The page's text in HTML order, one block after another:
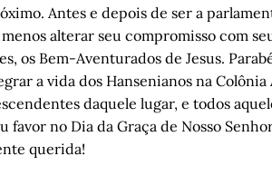
Antes e depois de ser a
alterar seu compromisso com
os Bem-Aventurados de Jesus.
a vida dos Hansenianos na
daquele lugar, e todos
favor no Dia da Graça de Nosso
querida!